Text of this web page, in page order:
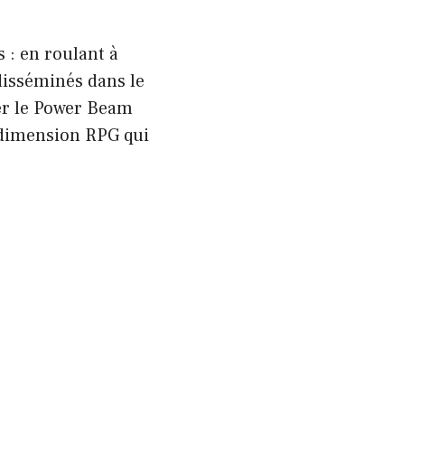
: en roulant à
dans le
le Power Beam
RPG qui